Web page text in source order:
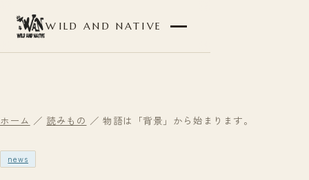
WILD AND NATIVE
ホーム ／ 読みもの ／ 物語は「背景」から始まります。
news